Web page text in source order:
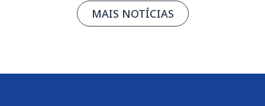
MAIS NOTÍCIAS